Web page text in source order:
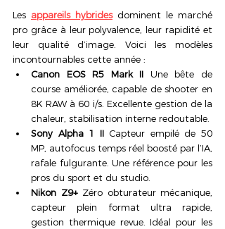
Les appareils hybrides dominent le marché
pro grâce à leur polyvalence, leur rapidité et
leur qualité d’image. Voici les modèles
incontournables cette année :
Canon EOS R5 Mark II Une bête de
course améliorée, capable de shooter en
8K RAW à 60 i/s. Excellente gestion de la
chaleur, stabilisation interne redoutable.
Sony Alpha 1 II Capteur empilé de 50
MP, autofocus temps réel boosté par l’IA,
rafale fulgurante. Une référence pour les
pros du sport et du studio.
Nikon Z9+ Zéro obturateur mécanique,
capteur plein format ultra rapide,
gestion thermique revue. Idéal pour les